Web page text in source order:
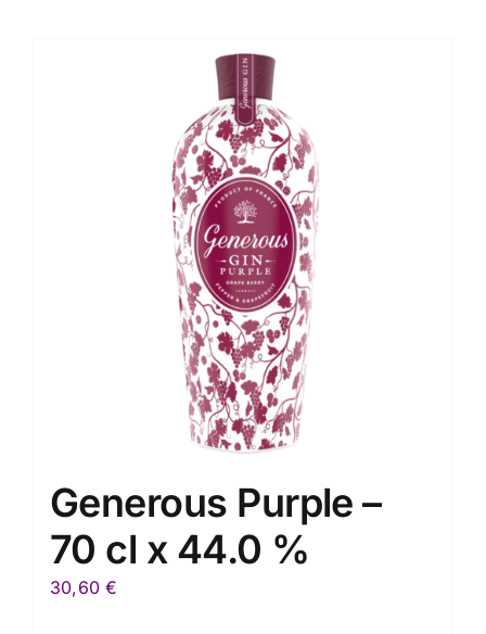
Generous Purple –
70 cl x 44.0 %
30,60€